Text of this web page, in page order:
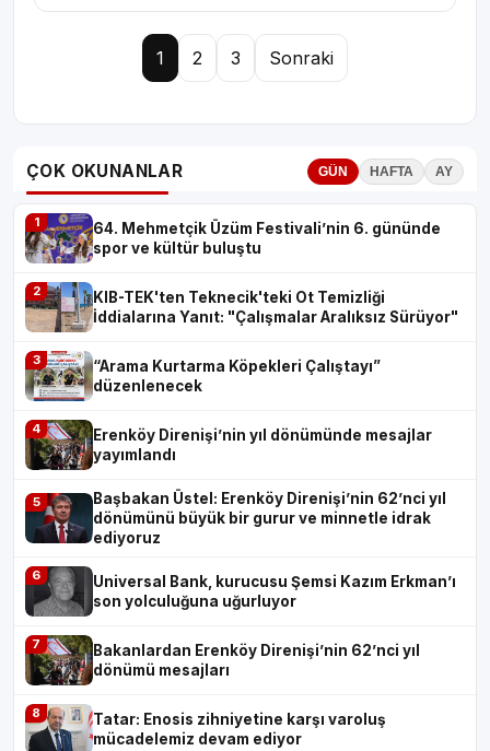
1 2 3 Sonraki
ÇOK OKUNANLAR GÜN HAFTA AY
1
64. Mehmetçik Üzüm Festivali’nin 6. gününde
spor ve kültür buluştu
2
KIB-TEK'ten Teknecik'teki Ot Temizliği
İddialarına Yanıt: "Çalışmalar Aralıksız Sürüyor"
3
“Arama Kurtarma Köpekleri Çalıştayı”
düzenlenecek
4
Erenköy Direnişi’nin yıl dönümünde mesajlar
yayımlandı
5
Başbakan Üstel: Erenköy Direnişi’nin 62’nci yıl
dönümünü büyük bir gurur ve minnetle idrak
ediyoruz
6
Universal Bank, kurucusu Şemsi Kazım Erkman’ı
son yolculuğuna uğurluyor
7
Bakanlardan Erenköy Direnişi’nin 62’nci yıl
dönümü mesajları
8
Tatar: Enosis zihniyetine karşı varoluş
mücadelemiz devam ediyor